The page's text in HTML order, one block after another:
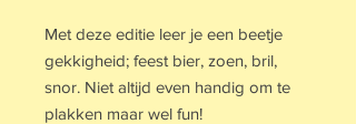
Met deze editie leer je een beetje
gekkigheid; feest bier, zoen, bril,
snor. Niet altijd even handig om te
plakken maar wel fun!